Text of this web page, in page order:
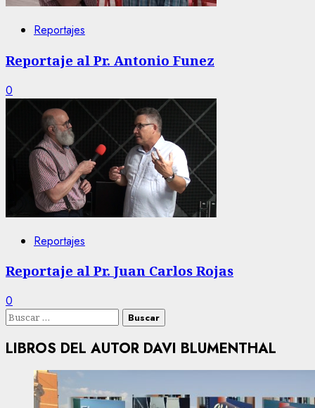
Reportajes
Reportaje al Pr. Antonio Funez
0
Reportajes
Reportaje al Pr. Juan Carlos Rojas
0
Buscar:
LIBROS DEL AUTOR DAVI BLUMENTHAL